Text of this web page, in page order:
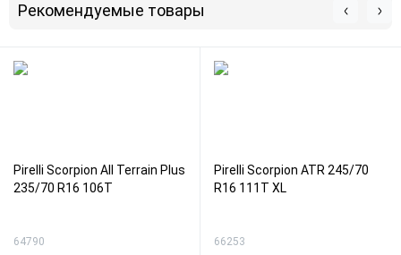
Рекомендуемые товары
Pirelli Scorpion All Terrain Plus
235/70 R16 106T
64790
Pirelli Scorpion ATR 245/70
R16 111T XL
66253